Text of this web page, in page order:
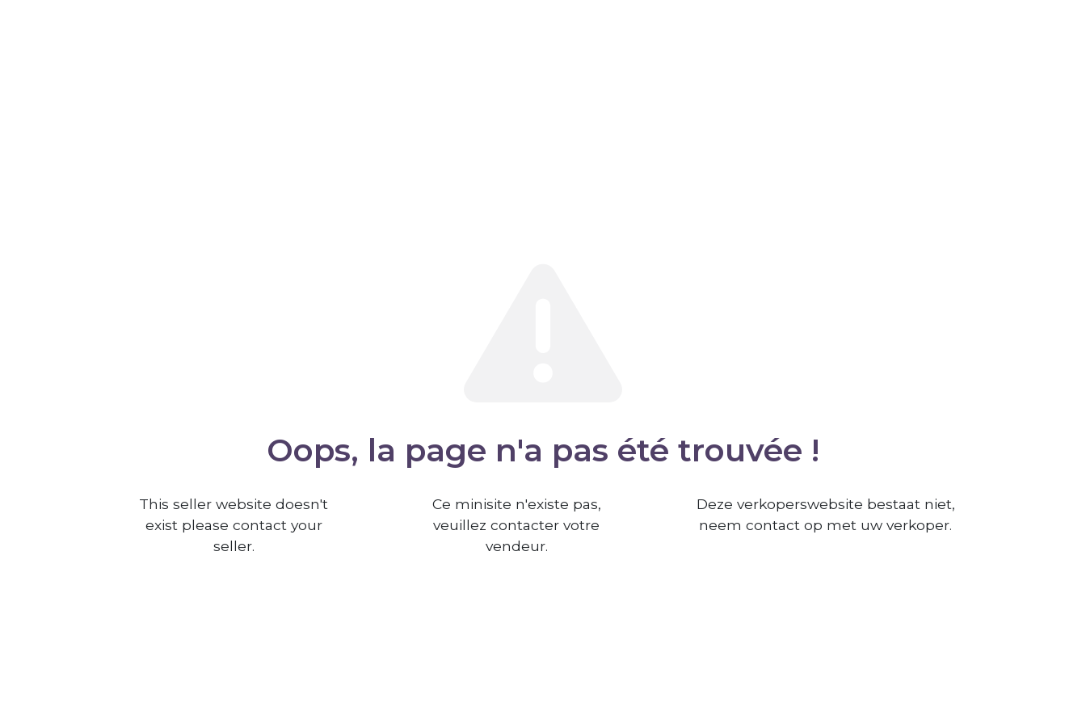
Oops, la page n'a pas été trouvée !
This seller website doesn't
exist please contact your
seller.
Ce minisite n'existe pas,
veuillez contacter votre
vendeur.
Deze verkoperswebsite bestaat niet,
neem contact op met uw verkoper.